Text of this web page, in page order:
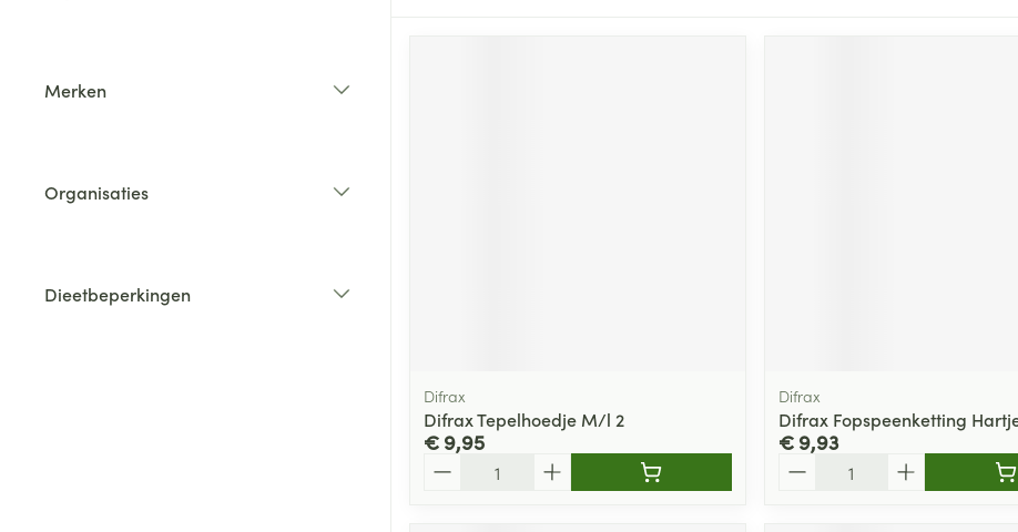
Merken
Organisaties
Dieetbeperkingen
Difrax
Difrax Tepelhoedje M/l 2
€ 9,95
Difrax
Difrax Fopspeenketting
€ 9,93